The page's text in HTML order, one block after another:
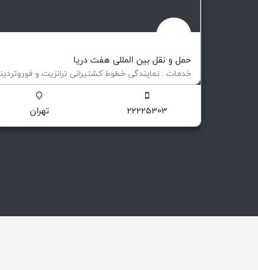
حمل و نقل بین المللی هفت دریا
حمل و نقل بین المللی
22225303 تهران